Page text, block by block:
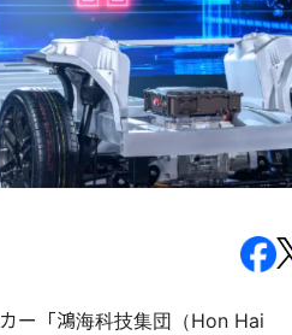
ー「鴻海科技集団（Hon Hai